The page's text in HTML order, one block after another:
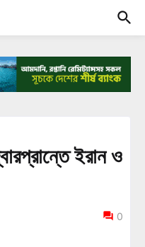
ইরান ও
0